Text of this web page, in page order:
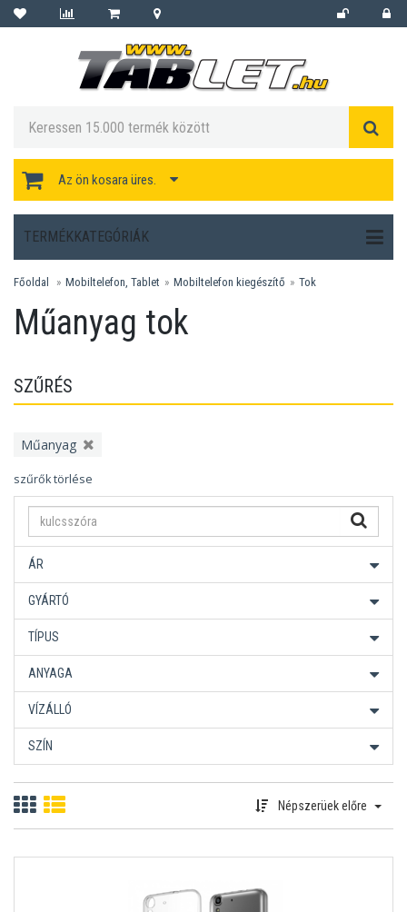
Az ön kosara üres.
TERMÉKKATEGÓRIÁK
Főoldal Mobiltelefon, Tablet Mobiltelefon kiegészítő Tok
Műanyag tok
SZŰRÉS
Műanyag
szűrők törlése
ÁR
GYÁRTÓ
TÍPUS
ANYAGA
VÍZÁLLÓ
SZÍN
Népszerüek előre